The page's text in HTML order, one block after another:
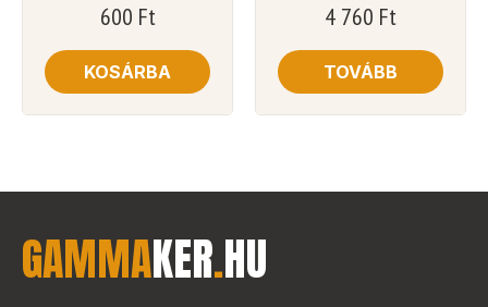
600 Ft
KOSÁRBA
4 760 Ft
TOVÁBB
GAMMAKER.HU